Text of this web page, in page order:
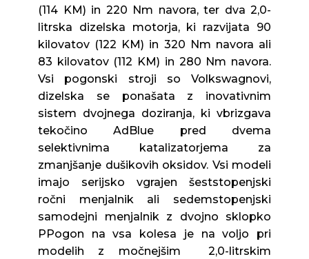
(114 KM) in 220 Nm navora, ter dva 2,0-
litrska dizelska motorja, ki razvijata 90
kilovatov (122 KM) in 320 Nm navora ali
83 kilovatov (112 KM) in 280 Nm navora.
Vsi pogonski stroji so Volkswagnovi,
dizelska se ponašata z inovativnim
sistem dvojnega doziranja, ki vbrizgava
tekočino AdBlue pred dvema
selektivnima katalizatorjema za
zmanjšanje dušikovih oksidov. Vsi modeli
imajo serijsko vgrajen šeststopenjski
ročni menjalnik ali sedemstopenjski
samodejni menjalnik z dvojno sklopko
PPogon na vsa kolesa je na voljo pri
modelih z močnejšim 2,0-litrskim